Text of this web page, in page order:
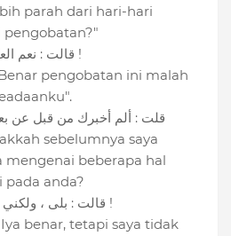
parah dari hari-hari
قالت : نعم العلاج زادني سوءً على سوء !
pengobatan ini malah
قلت : ألم أخبرك من قبل عن
sebelumnya saya
mengenai beberapa hal
pada anda?
قالت : بلى ، ولكني لم أظن الأمر بهذه الشدة !
benar, tetapi saya tidak